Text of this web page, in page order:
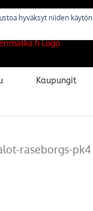
Kaupungit
raseborgs-pk4
hyväksyt niiden käytön